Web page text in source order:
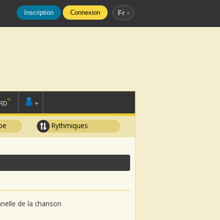
Inscription Connexion Fr
+
Rythmiques
de la chanson